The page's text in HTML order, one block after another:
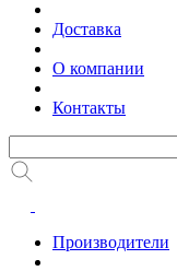
Доставка
О компании
Контакты
Производители